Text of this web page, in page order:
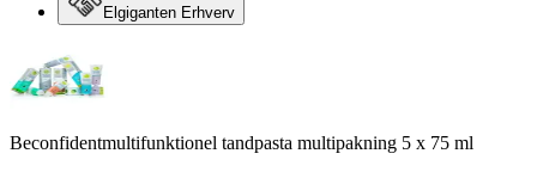
Elgiganten Erhverv
Beconfidentmultifunktionel tandpasta multipakning 5 x 75 ml